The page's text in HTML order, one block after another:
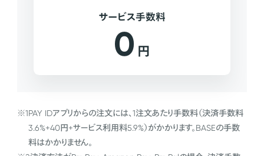
サービス手数料
0 円
※1PAY IDアプリからの注文には、1注文あたり手数料（決済手数料
3.6%+40円+サービス利用料5.9%）がかかります。BASEの手数
料はかかりません。